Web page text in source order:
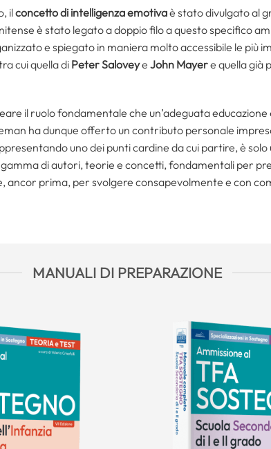
ilconcetto di intelligenza emotivaè stato divulgato al
è stato legato a doppio filo a questo specifico
e spiegato in maniera molto accessibile le più
cui quella di Peter Saloveye John Mayere quella già
il ruolo fondamentale che un’adeguata
ha dunque offerto un contributo personale
uno dei punti cardine da cui partire, è
gamma di autori, teorie e concetti, fondamentali per
ancor prima, per svolgere consapevolmente e con
MANUALI DI PREPARAZIONE